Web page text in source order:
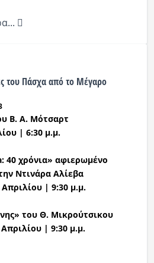
του Πάσχα από το Μέγαρο
Β. Α. Μότσαρτ
| 6:30 μ.μ.
: 40 χρόνια» αφιερωμένο
Ντινάρα Αλίεβα
| 9:30 μ.μ.
του Θ. Μικρούτσικου
| 9:30 μ.μ.